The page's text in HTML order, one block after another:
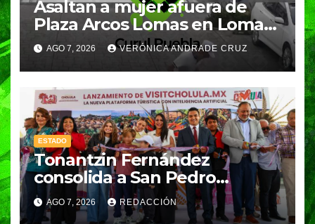
Asaltan a mujer afuera de
Plaza Arcos Lomas en Lomas
de Angelópolis; delincuentes
huyeron en auto
AGO 7, 2026 VERÓNICA ANDRADE CRUZ
ESTADO
Tonantzin Fernández
consolida a San Pedro
Cholula como referente en
turismo inteligente
AGO 7, 2026 REDACCIÓN